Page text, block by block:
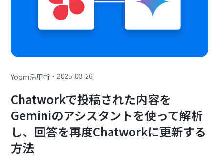
Yoom活用術 ・2025-03-26
Chatworkで投稿された内容を
Geminiのアシスタントを使って解析
し、回答を再度Chatworkに更新する
方法